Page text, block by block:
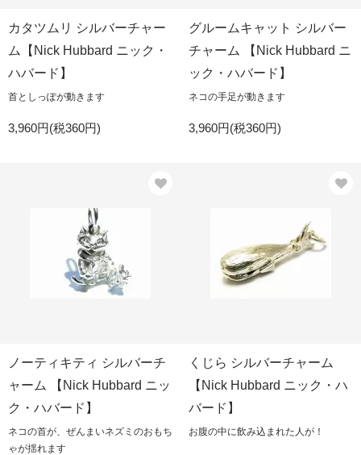
カタツムリ シルバーチャー
ム【Nick Hubbard ニック・
ハバード】
首としっぽが動きます
3,960円(税360円)
グルームキャット シルバー
チャーム 【Nick Hubbard ニ
ック・ハバード】
ネコの手足が動きます
3,960円(税360円)
ノーティキティ シルバーチ
ャーム 【Nick Hubbard ニッ
ク・ハバード】
ネコの首が、ぜんまいネズミのおもち
ゃが揺れます
くじら シルバーチャーム
【Nick Hubbard ニック・ハ
バード】
お腹の中に飲み込まれた人が！